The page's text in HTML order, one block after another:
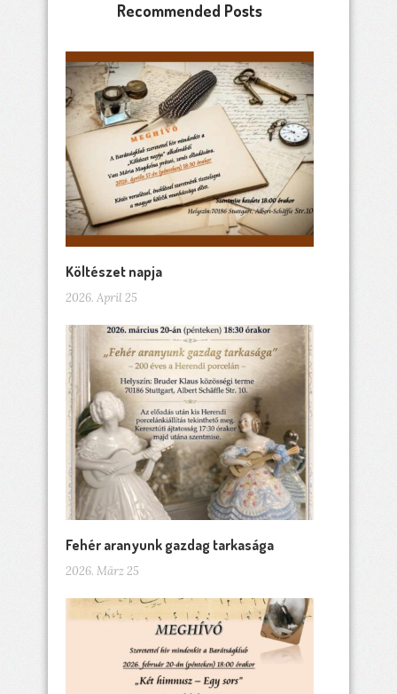
Recommended Posts
Költészet napja
2026. April 25
Fehér aranyunk gazdag tarkasága
2026. März 25